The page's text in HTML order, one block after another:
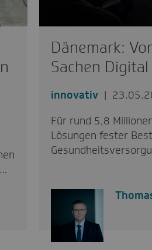
Dänemark:
Sachen
innovativ
Für rund 5,8
Lösungen fester